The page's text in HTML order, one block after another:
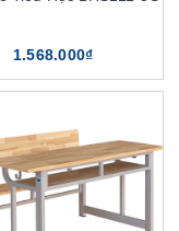
1.568.000₫